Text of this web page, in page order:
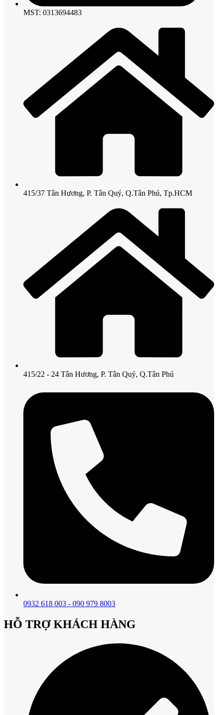
MST: 0313694483
415/37 Tân Hương, P. Tân Quý, Q.Tân Phú, Tp.HCM
415/22 - 24 Tân Hương, P. Tân Quý, Q.Tân Phú
0932 618 003 - 090 979 8003
HỖ TRỢ KHÁCH HÀNG